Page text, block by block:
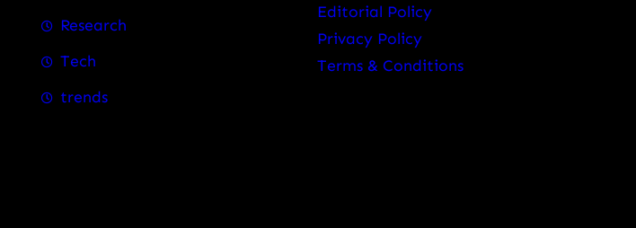
Research
Tech
trends
Editorial Policy
Privacy Policy
Terms & Conditions